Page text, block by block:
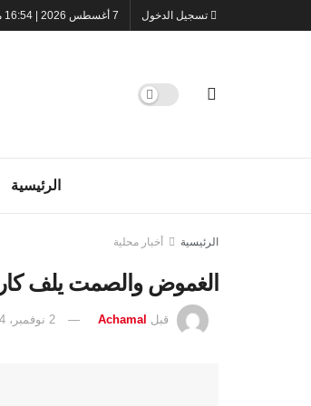
تسجيل الدخول 7 أغسطس 2026 | 16:54 مساءً
الرئيسية
الرئيسية أخبار محلية
الغموض والصمت يلف
قبل Achamal 2 نوفمبر، 2024